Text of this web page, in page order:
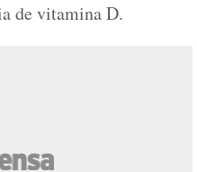
de vitamina D.